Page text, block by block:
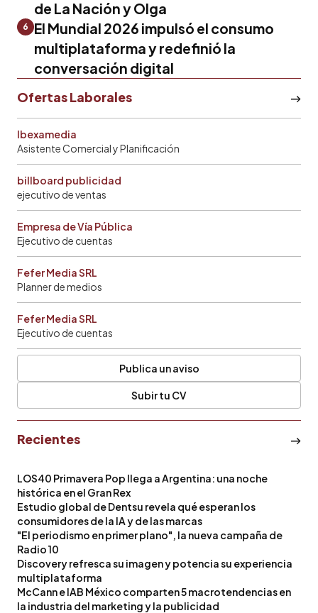
de La Nación y Olga
6
El Mundial 2026 impulsó el consumo
multiplataforma y redefinió la
conversación digital
Ofertas Laborales
Ibexamedia
Asistente Comercial y Planificación
billboard publicidad
ejecutivo de ventas
Empresa de Vía Pública
Ejecutivo de cuentas
Fefer Media SRL
Planner de medios
Fefer Media SRL
Ejecutivo de cuentas
Publica un aviso
Subir tu CV
Recientes
LOS40 Primavera Pop llega a Argentina: una noche
histórica en el Gran Rex
Estudio global de Dentsu revela qué esperan los
consumidores de la IA y de las marcas
"El periodismo en primer plano", la nueva campaña de
Radio 10
Discovery refresca su imagen y potencia su experiencia
multiplataforma
McCann e IAB México comparten 5 macrotendencias en
la industria del marketing y la publicidad